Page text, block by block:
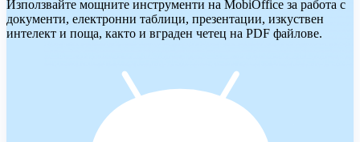
Използвайте мощните инструменти на MobiOffice за работа с
документи, електронни таблици, презентации, изкуствен
интелект и поща, както и вграден четец на PDF файлове.